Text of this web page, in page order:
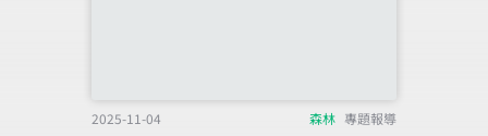
2025-11-04 森林 專題報導